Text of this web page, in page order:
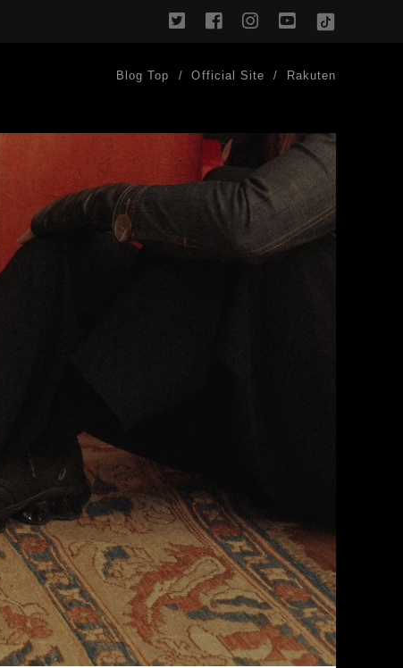
twitterfacebookinstagram
youtube
TikTok
Blog Top Official Site Rakuten